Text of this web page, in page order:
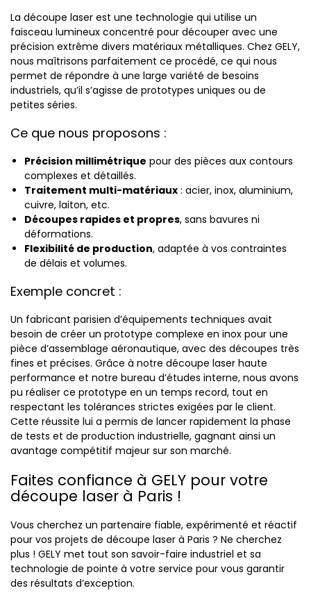
La découpe laser est une technologie qui utilise un
faisceau lumineux concentré pour découper avec une
précision extrême divers matériaux métalliques. Chez GELY,
nous maîtrisons parfaitement ce procédé, ce qui nous
permet de répondre à une large variété de besoins
industriels, qu’il s’agisse de prototypes uniques ou de
petites séries.
Ce que nous proposons :
Précision millimétrique pour des pièces aux contours
complexes et détaillés.
Traitement multi-matériaux : acier, inox, aluminium,
cuivre, laiton, etc.
Découpes rapides et propres, sans bavures ni
déformations.
Flexibilité de production, adaptée à vos contraintes
de délais et volumes.
Exemple concret :
Un fabricant parisien d’équipements techniques avait
besoin de créer un prototype complexe en inox pour une
pièce d’assemblage aéronautique, avec des découpes très
fines et précises. Grâce à notre découpe laser haute
performance et notre bureau d’études interne, nous avons
pu réaliser ce prototype en un temps record, tout en
respectant les tolérances strictes exigées par le client.
Cette réussite lui a permis de lancer rapidement la phase
de tests et de production industrielle, gagnant ainsi un
avantage compétitif majeur sur son marché.
Faites confiance à GELY pour votre
découpe laser à Paris !
Vous cherchez un partenaire fiable, expérimenté et réactif
pour vos projets de découpe laser à Paris ? Ne cherchez
plus ! GELY met tout son savoir-faire industriel et sa
technologie de pointe à votre service pour vous garantir
des résultats d’exception.